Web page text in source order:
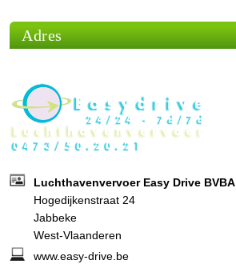
Adres
Luchthavenvervoer Easy Drive BVBA
Hogedijkenstraat 24
Jabbeke
West-Vlaanderen
www.easy-drive.be